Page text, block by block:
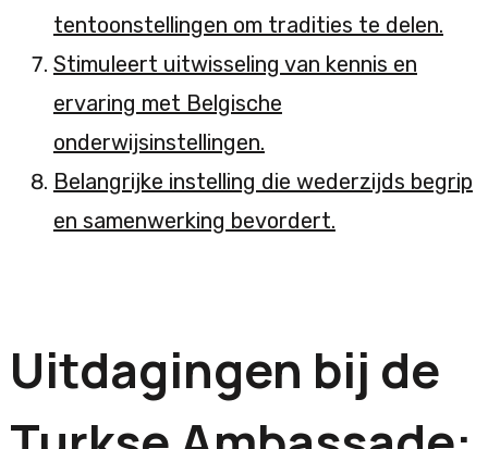
tentoonstellingen om tradities te delen.
Stimuleert uitwisseling van kennis en
ervaring met Belgische
onderwijsinstellingen.
Belangrijke instelling die wederzijds begrip
en samenwerking bevordert.
Uitdagingen bij de